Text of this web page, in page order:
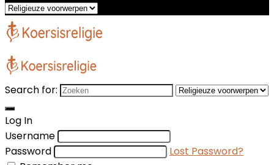
Search for:
Log In
Username
Password
Lost Password?